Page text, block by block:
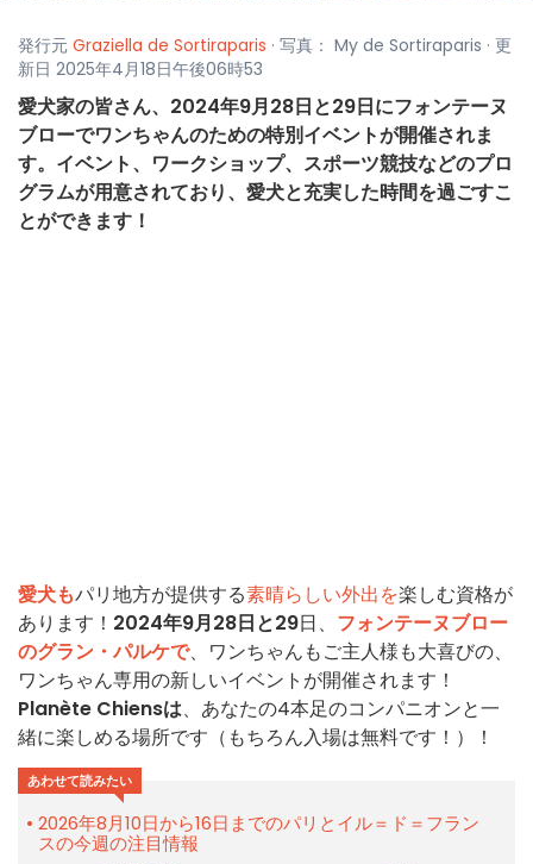
発行元 Graziella de Sortiraparis · 写真： My de Sortiraparis · 更
新日 2025年4月18日午後06時53
愛犬家の皆さん、2024年9月28日と29日にフォンテーヌ
ブローでワンちゃんのための特別イベントが開催されま
す。イベント、ワークショップ、スポーツ競技などのプロ
グラムが用意されており、愛犬と充実した時間を過ごすこ
とができます！
愛犬もパリ地方が提供する素晴らしい外出を楽しむ資格が
あります！ 2024年9月28日と29日、 フォンテーヌブロー
のグラン・パルケで、ワンちゃんもご主人様も大喜びの、
ワンちゃん専用の新しいイベントが開催されます！
Planète Chiensは、あなたの4本足のコンパニオンと一
緒に楽しめる場所です（もちろん入場は無料です！）！
あわせて読みたい
2026年8月10日から16日までのパリとイル＝ド＝フラン
スの今週の注目情報